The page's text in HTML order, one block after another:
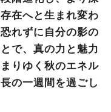
在へと生まれ変わ
れずに自分の影の
で、真の力と魅力
りゆく秋のエネル
の一週間を過ごし